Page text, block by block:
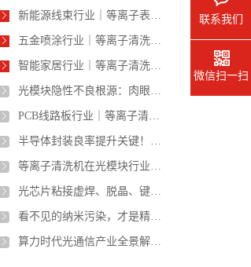
新能源线束行业｜等离子表面处理在高压线束、充电桩线材的应用
五金喷涂行业｜等离子清洗解决五金掉漆、附着力差、喷涂不良问题
智能家居行业｜等离子清洗在智能穿戴、智能家居零部件的应用
光模块隐性不良根源：肉眼看不见的纳米界面污染，才是老化失效的真凶
PCB线路板行业｜等离子清洗在PCB/FPC生产中的核心应用
半导体封装良率提升关键！等离子清洗如何解决芯片虚焊、分层、键合不良问题
等离子清洗机在光模块行业的四大应用领域及工艺价值
光芯片粘接虚焊、脱晶、键合拉力不足？等离子预处理解决方案
看不见的纳米污染，才是精密产品老化失效的真正元凶
算力时代光通信产业全景解读｜从光芯片到光模块，国产封装制造迎来升级窗口期
联系我们
微信扫一扫